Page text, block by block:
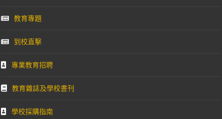
教育專題
到校直擊
專業教育招聘
教育雜誌及學校書刊
學校採購指南